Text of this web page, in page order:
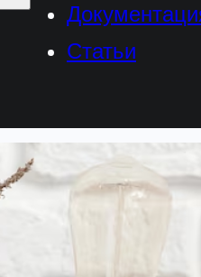
Статьи